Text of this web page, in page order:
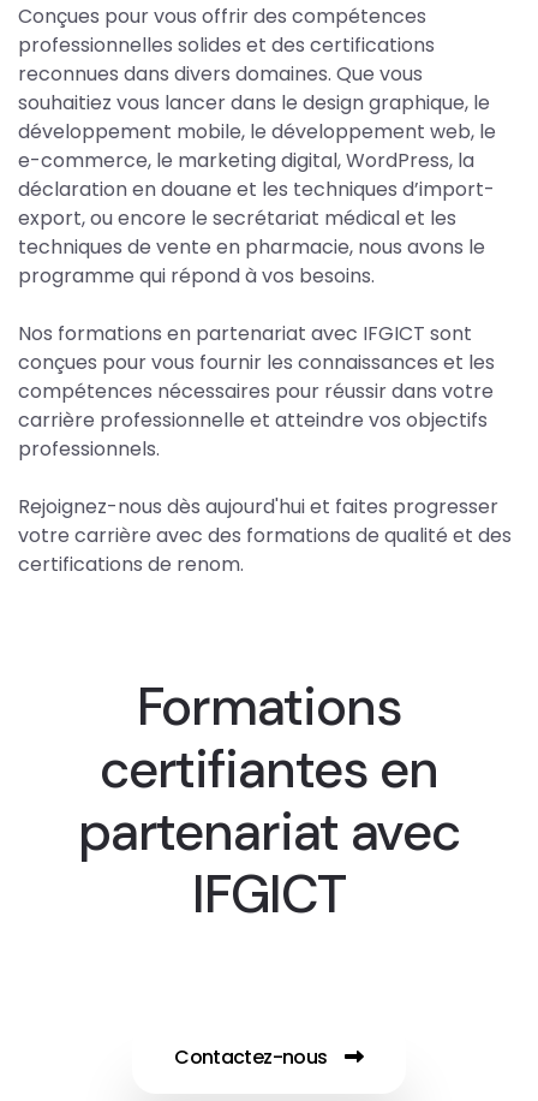
Conçues pour vous offrir des compétences
professionnelles solides et des certifications
reconnues dans divers domaines. Que vous
souhaitiez vous lancer dans le design graphique, le
développement mobile, le développement web, le
e-commerce, le marketing digital, WordPress, la
déclaration en douane et les techniques d’import-
export, ou encore le secrétariat médical et les
techniques de vente en pharmacie, nous avons le
programme qui répond à vos besoins.
Nos formations en partenariat avec IFGICT sont
conçues pour vous fournir les connaissances et les
compétences nécessaires pour réussir dans votre
carrière professionnelle et atteindre vos objectifs
professionnels.
Rejoignez-nous dès aujourd'hui et faites progresser
votre carrière avec des formations de qualité et des
certifications de renom.
Formations
certifiantes en
partenariat avec
IFGICT
Contactez-nous